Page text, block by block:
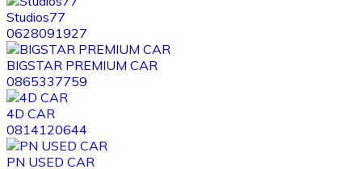
Studios77
0628091927
BIGSTAR PREMIUM CAR
0865337759
4D CAR
0814120644
PN USED CAR